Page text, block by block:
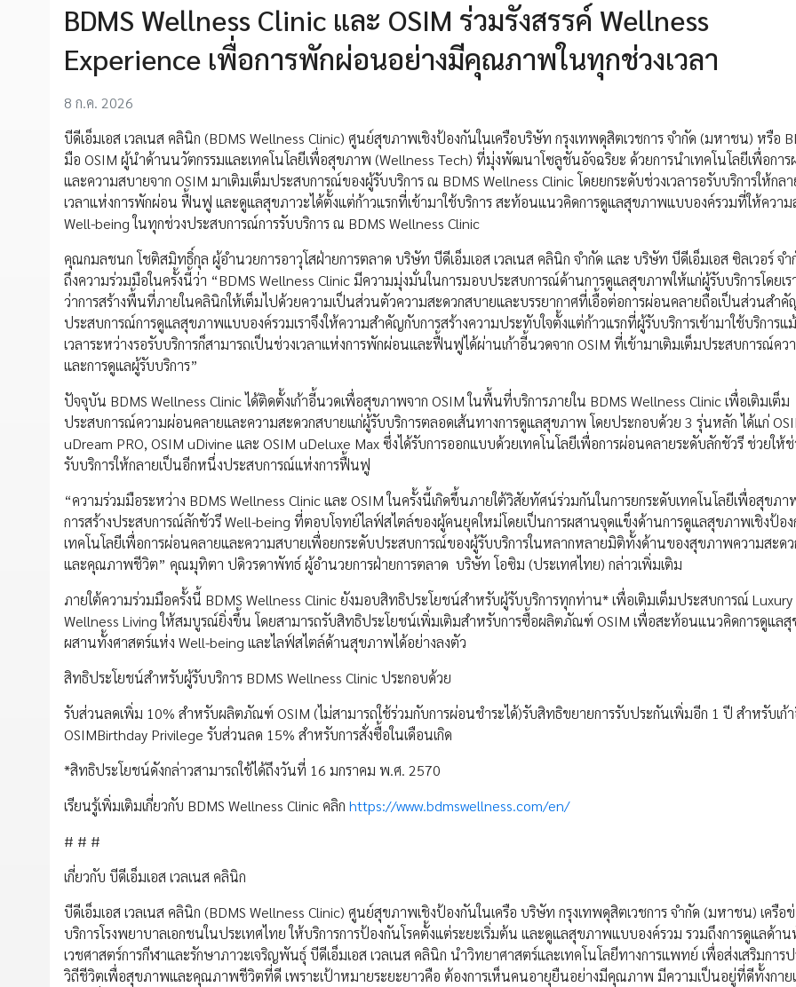
BDMS Wellness Clinic และ OSIM ร่วมรังสรรค์ Wellness
Experience เพื่อการพักผ่อนอย่างมีคุณภาพในทุกช่วงเวลา
8 ก.ค. 2026
บีดีเอ็มเอส เวลเนส คลินิก (BDMS Wellness Clinic) ศูนย์สุขภาพเชิงป้องกันในเครือบริษัท กรุงเทพดุสิตเวชการ จำกัด (มหาชน) หรือ
มือ OSIM ผู้นำด้านนวัตกรรมและเทคโนโลยีเพื่อสุขภาพ (Wellness Tech) ที่มุ่งพัฒนาโซลูชันอัจฉริยะ ด้วยการนำเทคโนโลยีเพื่อกา
และความสบายจาก OSIM มาเติมเต็มประสบการณ์ของผู้รับบริการ ณ BDMS Wellness Clinic โดยยกระดับช่วงเวลารอรับบริการให้กล
เวลาแห่งการพักผ่อน ฟื้นฟู และดูแลสุขภาวะได้ตั้งแต่ก้าวแรกที่เข้ามาใช้บริการ สะท้อนแนวคิดการดูแลสุขภาพแบบองค์รวมที่ให้ควา
Well-being ในทุกช่วงประสบการณ์การรับบริการ ณ BDMS Wellness Clinic
คุณกมลชนก โชติสมิทธิ์กุล ผู้อำนวยการอาวุโสฝ่ายการตลาด บริษัท บีดีเอ็มเอส เวลเนส คลินิก จำกัด และ บริษัท บีดีเอ็มเอส ซิลเวอร์ จำ
ถึงความร่วมมือในครั้งนี้ว่า “BDMS Wellness Clinic มีความมุ่งมั่นในการมอบประสบการณ์ด้านการดูแลสุขภาพให้แก่ผู้รับบริการโดยเร
ว่าการสร้างพื้นที่ภายในคลินิกให้เต็มไปด้วยความเป็นส่วนตัวความสะดวกสบายและบรรยากาศที่เอื้อต่อการผ่อนคลายถือเป็นส่วนสำคั
ประสบการณ์การดูแลสุขภาพแบบองค์รวมเราจึงให้ความสำคัญกับการสร้างความประทับใจตั้งแต่ก้าวแรกที่ผู้รับบริการเข้ามาใช้บริการแ
เวลาระหว่างรอรับบริการก็สามารถเป็นช่วงเวลาแห่งการพักผ่อนและฟื้นฟูได้ผ่านเก้าอี้นวดจาก OSIM ที่เข้ามาเติมเต็มประสบการณ์คว
และการดูแลผู้รับบริการ”
ปัจจุบัน BDMS Wellness Clinic ได้ติดตั้งเก้าอี้นวดเพื่อสุขภาพจาก OSIM ในพื้นที่บริการภายใน BDMS Wellness Clinic เพื่อเติมเต็ม
ประสบการณ์ความผ่อนคลายและความสะดวกสบายแก่ผู้รับบริการตลอดเส้นทางการดูแลสุขภาพ โดยประกอบด้วย 3 รุ่นหลัก ได้แก่
uDream PRO, OSIM uDivine และ OSIM uDeluxe Max ซึ่งได้รับการออกแบบด้วยเทคโนโลยีเพื่อการผ่อนคลายระดับลักชัวรี ช่วยให้ช่
รับบริการให้กลายเป็นอีกหนึ่งประสบการณ์แห่งการฟื้นฟู
“ความร่วมมือระหว่าง BDMS Wellness Clinic และ OSIM ในครั้งนี้เกิดขึ้นภายใต้วิสัยทัศน์ร่วมกันในการยกระดับเทคโนโลยีเพื่อสุขภ
การสร้างประสบการณ์ลักชัวรี Well-being ที่ตอบโจทย์ไลฟ์สไตล์ของผู้คนยุคใหม่โดยเป็นการผสานจุดแข็งด้านการดูแลสุขภาพเชิงป้อง
เทคโนโลยีเพื่อการผ่อนคลายและความสบายเพื่อยกระดับประสบการณ์ของผู้รับบริการในหลากหลายมิติทั้งด้านของสุขภาพความสะด
และคุณภาพชีวิต” คุณมุทิตา ปดิวรดาพัทธ์ ผู้อำนวยการฝ่ายการตลาด บริษัท โอซิม (ประเทศไทย) กล่าวเพิ่มเติม
ภายใต้ความร่วมมือครั้งนี้ BDMS Wellness Clinic ยังมอบสิทธิประโยชน์สำหรับผู้รับบริการทุกท่าน* เพื่อเติมเต็มประสบการณ์ Luxury
Wellness Living ให้สมบูรณ์ยิ่งขึ้น โดยสามารถรับสิทธิประโยชน์เพิ่มเติมสำหรับการซื้อผลิตภัณฑ์ OSIM เพื่อสะท้อนแนวคิดการดูแล
ผสานทั้งศาสตร์แห่ง Well-being และไลฟ์สไตล์ด้านสุขภาพได้อย่างลงตัว
สิทธิประโยชน์สำหรับผู้รับบริการ BDMS Wellness Clinic ประกอบด้วย
รับส่วนลดเพิ่ม 10% สำหรับผลิตภัณฑ์ OSIM (ไม่สามารถใช้ร่วมกับการผ่อนชำระได้)รับสิทธิขยายการรับประกันเพิ่มอีก 1 ปี สำหรับเก้
OSIMBirthday Privilege รับส่วนลด 15% สำหรับการสั่งซื้อในเดือนเกิด
*สิทธิประโยชน์ดังกล่าวสามารถใช้ได้ถึงวันที่ 16 มกราคม พ.ศ. 2570
เรียนรู้เพิ่มเติมเกี่ยวกับ BDMS Wellness Clinic คลิก https://www.bdmswellness.com/en/
# # #
เกี่ยวกับ บีดีเอ็มเอส เวลเนส คลินิก
บีดีเอ็มเอส เวลเนส คลินิก (BDMS Wellness Clinic) ศูนย์สุขภาพเชิงป้องกันในเครือ บริษัท กรุงเทพดุสิตเวชการ จำกัด (มหาชน) เครือ
บริการโรงพยาบาลเอกชนในประเทศไทย ให้บริการการป้องกันโรคตั้งแต่ระยะเริ่มต้น และดูแลสุขภาพแบบองค์รวม รวมถึงการดูแลด้า
เวชศาสตร์การกีฬาและรักษาภาวะเจริญพันธุ์ บีดีเอ็มเอส เวลเนส คลินิก นำวิทยาศาสตร์และเทคโนโลยีทางการแพทย์ เพื่อส่งเสริมการ
วิถีชีวิตเพื่อสุขภาพและคุณภาพชีวิตที่ดี เพราะเป้าหมายระยะยาวคือ ต้องการเห็นคนอายุยืนอย่างมีคุณภาพ มีความเป็นอยู่ที่ดีทั้งกาย